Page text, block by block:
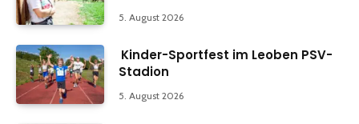
5. August 2026
Kinder-Sportfest im Leoben PSV-
Stadion
5. August 2026